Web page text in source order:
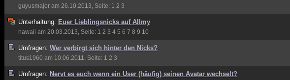
guyusmajor am 26.10.2013, Seite: 1 2 3
Unterhaltung: Euer Lieblingsnicks auf Allmy
hawaii am 20.03.2013, Seite: 1 2 3 4 5 6 7 8 9 10
Umfragen: Wer verbirgt sich hinter den Nicks?
titus1960 am 10.06.2011, Seite: 1 2 3
Umfragen: Nervt es euch wenn ein User (häufig) seinen Avatar wechselt?